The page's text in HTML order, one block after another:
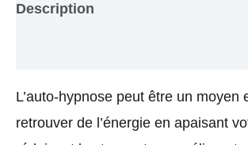
Description
L’auto-hypnose peut être un moyen
retrouver de l’énergie en apaisant